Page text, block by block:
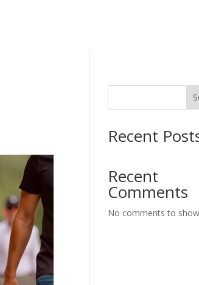
Recent
Recent
Comments
No comments to